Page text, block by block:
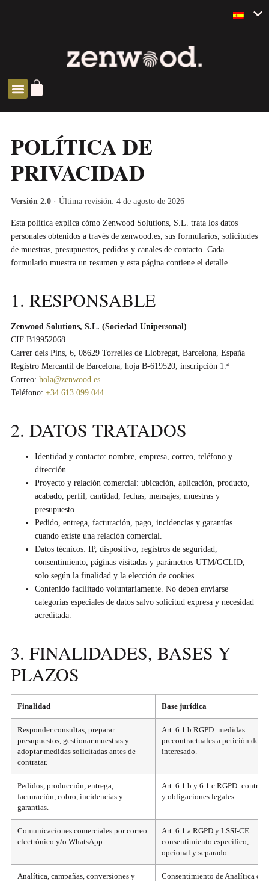
POLÍTICA DE
PRIVACIDAD
Versión 2.0 · Última revisión: 4 de agosto de 2026
Esta política explica cómo Zenwood Solutions, S.L. trata los datos
personales obtenidos a través de zenwood.es, sus formularios, solicitudes
de muestras, presupuestos, pedidos y canales de contacto. Cada
formulario muestra un resumen y esta página contiene el detalle.
1. RESPONSABLE
Zenwood Solutions, S.L. (Sociedad Unipersonal)
CIF B19952068
Carrer dels Pins, 6, 08629 Torrelles de Llobregat, Barcelona, España
Registro Mercantil de Barcelona, hoja B-619520, inscripción 1.ª
Correo: hola@zenwood.es
Teléfono: +34 613 099 044
2. DATOS TRATADOS
Identidad y contacto: nombre, empresa, correo, teléfono y
dirección.
Proyecto y relación comercial: ubicación, aplicación, producto,
acabado, perfil, cantidad, fechas, mensajes, muestras y
presupuesto.
Pedido, entrega, facturación, pago, incidencias y garantías
cuando existe una relación comercial.
Datos técnicos: IP, dispositivo, registros de seguridad,
consentimiento, páginas visitadas y parámetros UTM/GCLID,
solo según la finalidad y la elección de cookies.
Contenido facilitado voluntariamente. No deben enviarse
categorías especiales de datos salvo solicitud expresa y necesidad
acreditada.
3. FINALIDADES, BASES Y
PLAZOS
Finalidad Base jurídica
Responder consultas, preparar
presupuestos, gestionar muestras y
adoptar medidas solicitadas antes de
contratar.
Art. 6.1.b RGPD: medidas
precontractuales a petición del
interesado.
Pedidos, producción, entrega,
facturación, cobro, incidencias y
garantías.
Art. 6.1.b y 6.1.c RGPD: contrato
y obligaciones legales.
Comunicaciones comerciales por correo
electrónico y/o WhatsApp.
Art. 6.1.a RGPD y LSSI-CE:
consentimiento específico,
opcional y separado.
Analítica, campañas, conversiones y
Consentimiento de Analítica o